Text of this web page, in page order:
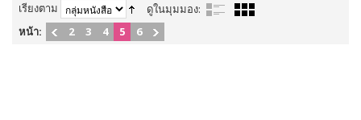
เรียงตาม
ดูในมุมมอง:
หน้า:
2 3 4 5 6